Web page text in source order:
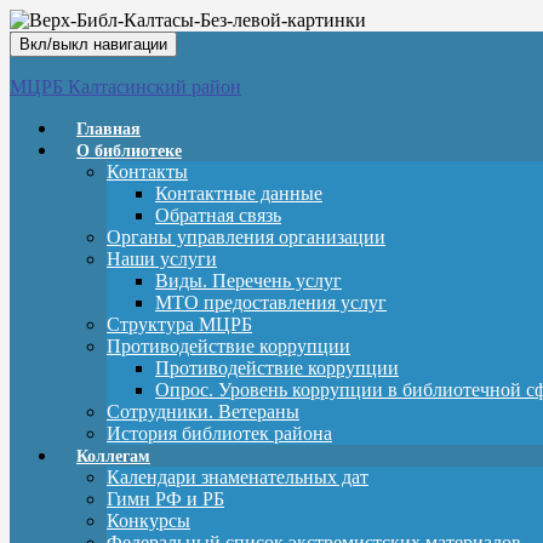
Вкл/выкл навигации
МЦРБ Калтасинский район
Главная
О библиотеке
Контакты
Контактные данные
Обратная связь
Органы управления организации
Наши услуги
Виды. Перечень услуг
МТО предоставления услуг
Структура МЦРБ
Противодействие коррупции
Противодействие коррупции
Опрос. Уровень коррупции в библиотечной
Сотрудники. Ветераны
История библиотек района
Коллегам
Календари знаменательных дат
Гимн РФ и РБ
Конкурсы